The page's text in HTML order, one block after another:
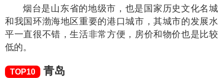
烟台是山东省的地级市，也是国家历史文化名城
和我国环渤海地区重要的港口城市，其城市的发展水
平一直很不错，生活非常方便，房价和物价也是比较
低的。
TOP10 青岛